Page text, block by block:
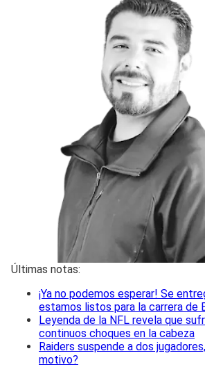
Últimas notas:
¡Ya no podemos esperar! Se
estamos listos para la carrera de
Leyenda de la NFL revela que
continuos choques en la cabeza
Raiders suspende a dos
motivo?